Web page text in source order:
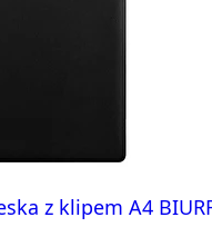
z klipem A4